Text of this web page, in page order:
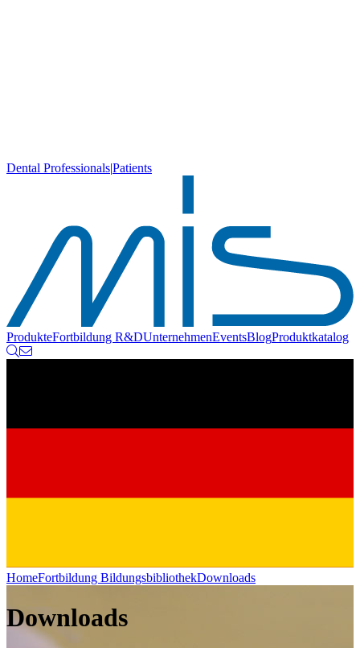
Dental Professionals|Patients
ProdukteFortbildung R&DUnternehmenEventsBlogProduktkatalog
HomeFortbildung BildungsbibliothekDownloads
Downloads